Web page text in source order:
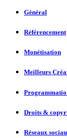
Général
Référencement
Monétisation
Meilleurs
Droits &
Réseaux